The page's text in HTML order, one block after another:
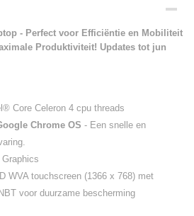
- Perfect voor Efficiëntie en Mobiliteit
Produktiviteit! Updates tot jun
Core Celeron 4 cpu threads
Chrome OS - Een snelle en
WVA touchscreen (1366 x 768) met
voor duurzame bescherming